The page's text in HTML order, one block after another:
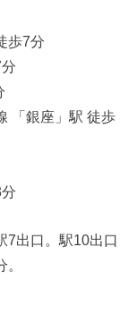
歩7分
「銀座」駅 徒歩
7出口。駅10出口